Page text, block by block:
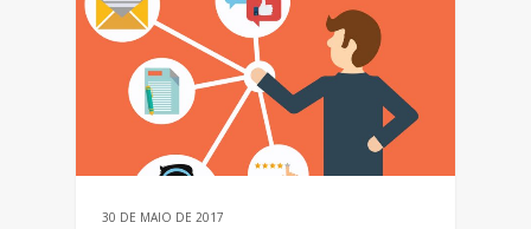
30 DE MAIO DE 2017